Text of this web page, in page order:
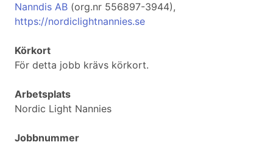
Nanndis AB (org.nr 556897-3944),
https://nordiclightnannies.se
Körkort
För detta jobb krävs körkort.
Arbetsplats
Nordic Light Nannies
Jobbnummer